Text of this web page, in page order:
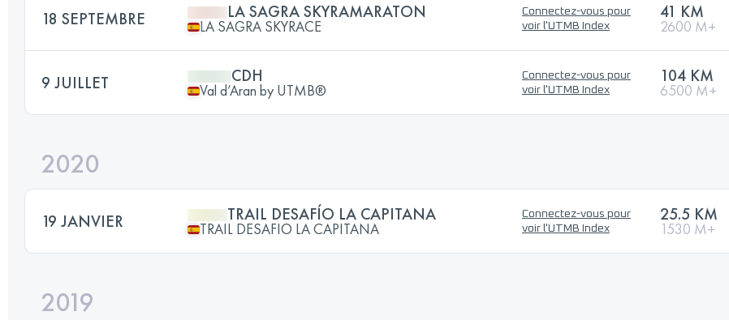
18 SEPTEMBRE LA SAGRA SKYRAMARATON
LA SAGRA SKYRACE
Connectez-vous pour
voir l'UTMB Index
41 KM
2600 M+
9 JUILLET CDH
Val d’Aran by UTMB®
Connectez-vous pour
voir l'UTMB Index
104 KM
6500 M+
2020
19 JANVIER TRAIL DESAFÍO LA CAPITANA
TRAIL DESAFIO LA CAPITANA
Connectez-vous pour
voir l'UTMB Index
25.5 KM
1530 M+
2019